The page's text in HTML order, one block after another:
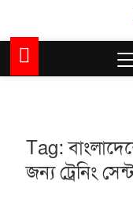
contentMillion
Tag:
জন্য ট্রেনিং